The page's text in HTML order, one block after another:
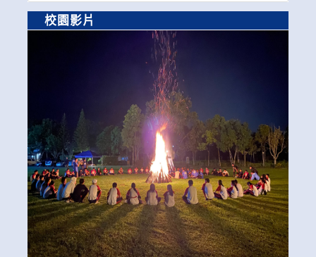
校園影片